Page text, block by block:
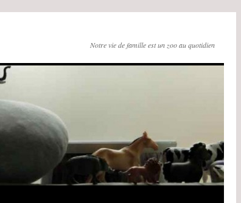
Notre vie de famille est un zoo au quotidien